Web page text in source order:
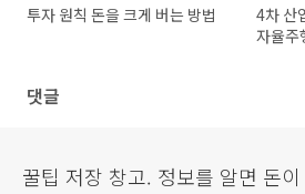
투자 원칙 돈을 크게 버는 방법
4차 산
자율주
댓글
꿀팁 저장 창고. 정보를 알면 돈이